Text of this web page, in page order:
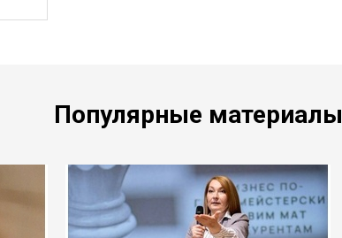
Популярные материалы